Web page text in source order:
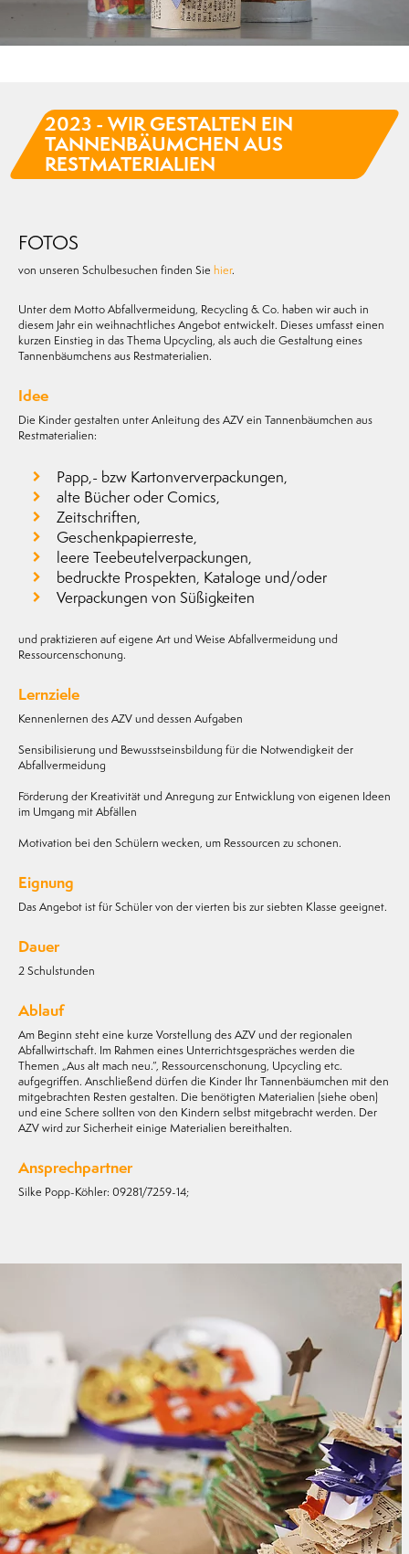
2023 - WIR GESTALTEN EIN
TANNENBÄUMCHEN AUS
RESTMATERIALIEN
FOTOS
von unseren Schulbesuchen finden Sie hier.
Unter dem Motto Abfallvermeidung, Recycling & Co. haben wir auch in
diesem Jahr ein weihnachtliches Angebot entwickelt. Dieses umfasst einen
kurzen Einstieg in das Thema Upcycling, als auch die Gestaltung eines
Tannenbäumchens aus Restmaterialien.
Idee
Die Kinder gestalten unter Anleitung des AZV ein Tannenbäumchen aus
Restmaterialien:
Papp,- bzw Kartonververpackungen,
alte Bücher oder Comics,
Zeitschriften,
Geschenkpapierreste,
leere Teebeutelverpackungen,
bedruckte Prospekten, Kataloge und/oder
Verpackungen von Süßigkeiten
und praktizieren auf eigene Art und Weise Abfallvermeidung und
Ressourcenschonung.
Lernziele
Kennenlernen des AZV und dessen Aufgaben
Sensibilisierung und Bewusstseinsbildung für die Notwendigkeit der
Abfallvermeidung
Förderung der Kreativität und Anregung zur Entwicklung von eigenen Ideen
im Umgang mit Abfällen
Motivation bei den Schülern wecken, um Ressourcen zu schonen.
Eignung
Das Angebot ist für Schüler von der vierten bis zur siebten Klasse geeignet.
Dauer
2 Schulstunden
Ablauf
Am Beginn steht eine kurze Vorstellung des AZV und der regionalen
Abfallwirtschaft. Im Rahmen eines Unterrichtsgespräches werden die
Themen „Aus alt mach neu.“, Ressourcenschonung, Upcycling etc.
aufgegriffen. Anschließend dürfen die Kinder Ihr Tannenbäumchen mit den
mitgebrachten Resten gestalten. Die benötigten Materialien (siehe oben)
und eine Schere sollten von den Kindern selbst mitgebracht werden. Der
AZV wird zur Sicherheit einige Materialien bereithalten.
Ansprechpartner
Silke Popp-Köhler: 09281/7259-14;